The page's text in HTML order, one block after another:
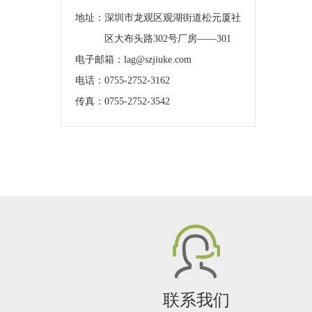
地址： 深圳市龙观区观湖街道松元厦社
区大布头路302号厂房——301
电子邮箱：lag@szjiuke.com
电话：0755-2752-3162
传真：0755-2752-3542
联系我们